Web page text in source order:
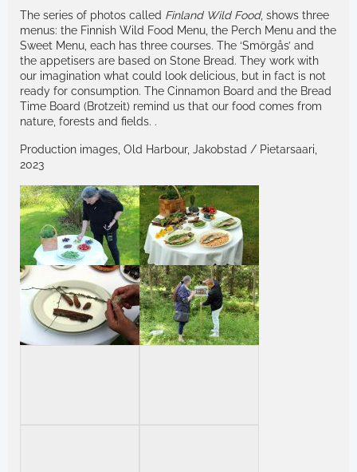
The series of photos called Finland Wild Food, shows three
menus: the Finnish Wild Food Menu, the Perch Menu and the
Sweet Menu, each has three courses. The ‘Smörgås’ and
the appetisers are based on Stone Bread. They work with
our imagination what could look delicious, but in fact is not
ready for consumption. The Cinnamon Board and the Bread
Time Board (Brotzeit) remind us that our food comes from
nature, forests and fields. .
Production images, Old Harbour, Jakobstad / Pietarsaari,
2023